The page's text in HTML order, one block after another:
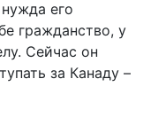
его
гражданство, у
Сейчас он
за Канаду –